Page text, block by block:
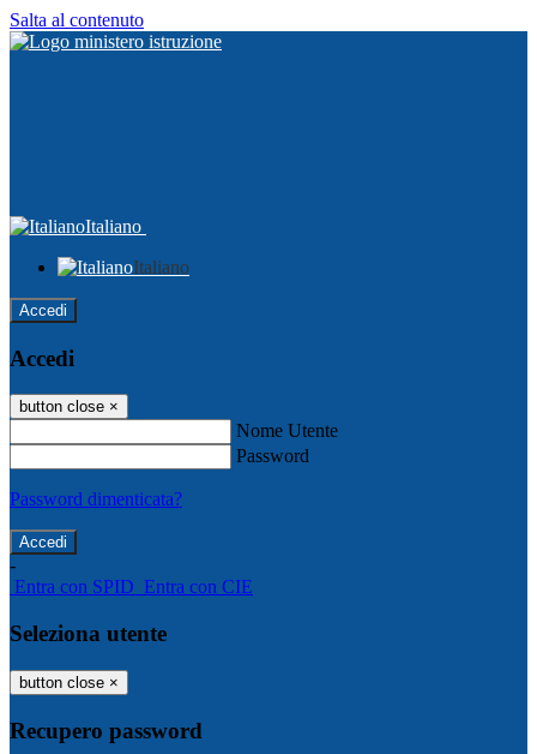
Salta al contenuto
Italiano
Italiano
Accedi
Accedi
button close ×
Nome Utente
Password
Password dimenticata?
-
Entra con SPID Entra con CIE
Seleziona utente
button close ×
Recupero password